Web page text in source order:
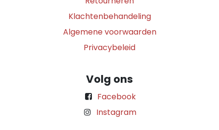
Klachtenbehandeling
Algemene voorwaarden
Privacybeleid
Volg ons
Facebook
Instagram